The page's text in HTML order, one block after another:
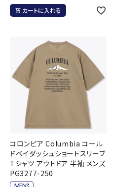
カートに入れる
コロンビア Columbia コール
ドベイダッシュショートスリーブ
Tシャツ アウトドア 半袖 メンズ
PG3277-250